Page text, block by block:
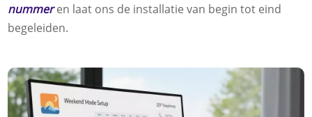
nummeren laat ons de installatie van begin tot eind
begeleiden.​